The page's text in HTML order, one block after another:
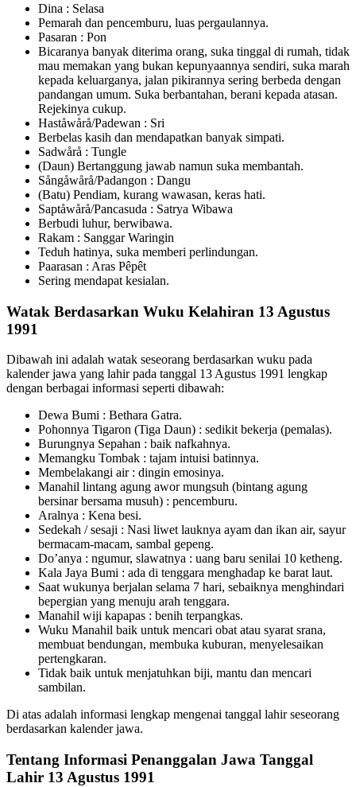
Dina : Selasa
Pemarah dan pencemburu, luas pergaulannya.
Pasaran : Pon
Bicaranya banyak diterima orang, suka tinggal di rumah, tidak
mau memakan yang bukan kepunyaannya sendiri, suka marah
kepada keluarganya, jalan pikirannya sering berbeda dengan
pandangan umum. Suka berbantahan, berani kepada atasan.
Rejekinya cukup.
Haståwårå/Padewan : Sri
Berbelas kasih dan mendapatkan banyak simpati.
Sadwårå : Tungle
(Daun) Bertanggung jawab namun suka membantah.
Sångåwårå/Padangon : Dangu
(Batu) Pendiam, kurang wawasan, keras hati.
Saptåwårå/Pancasuda : Satrya Wibawa
Berbudi luhur, berwibawa.
Rakam : Sanggar Waringin
Teduh hatinya, suka memberi perlindungan.
Paarasan : Aras Pêpêt
Sering mendapat kesialan.
Watak Berdasarkan Wuku Kelahiran 13 Agustus
1991
Dibawah ini adalah watak seseorang berdasarkan wuku pada
kalender jawa yang lahir pada tanggal 13 Agustus 1991 lengkap
dengan berbagai informasi seperti dibawah:
Dewa Bumi : Bethara Gatra.
Pohonnya Tigaron (Tiga Daun) : sedikit bekerja (pemalas).
Burungnya Sepahan : baik nafkahnya.
Memangku Tombak : tajam intuisi batinnya.
Membelakangi air : dingin emosinya.
Manahil lintang agung awor mungsuh (bintang agung
bersinar bersama musuh) : pencemburu.
Aralnya : Kena besi.
Sedekah / sesaji : Nasi liwet lauknya ayam dan ikan air, sayur
bermacam-macam, sambal gepeng.
Do’anya : ngumur, slawatnya : uang baru senilai 10 ketheng.
Kala Jaya Bumi : ada di tenggara menghadap ke barat laut.
Saat wukunya berjalan selama 7 hari, sebaiknya menghindari
bepergian yang menuju arah tenggara.
Manahil wiji kapapas : benih terpangkas.
Wuku Manahil baik untuk mencari obat atau syarat srana,
membuat bendungan, membuka kuburan, menyelesaikan
pertengkaran.
Tidak baik untuk menjatuhkan biji, mantu dan mencari
sambilan.
Di atas adalah informasi lengkap mengenai tanggal lahir seseorang
berdasarkan kalender jawa.
Tentang Informasi Penanggalan Jawa Tanggal
Lahir 13 Agustus 1991